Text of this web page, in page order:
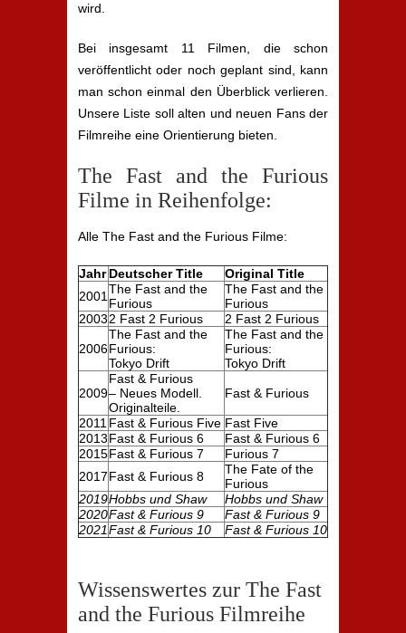
wird.
Bei insgesamt 11 Filmen, die schon
veröffentlicht oder noch geplant sind, kann
man schon einmal den Überblick verlieren.
Unsere Liste soll alten und neuen Fans der
Filmreihe eine Orientierung bieten.
The Fast and the Furious
Filme in Reihenfolge:
Alle The Fast and the Furious Filme:
Jahr Deutscher Title
Original Title
2001 The Fast and the
Furious
The Fast and the
Furious
20032 Fast 2 Furious 2 Fast 2 Furious
2006
The Fast and the
Furious:
Tokyo Drift
The Fast and the
Furious:
Tokyo Drift
2009
Fast & Furious
– Neues Modell.
Originalteile.
Fast & Furious
2011 Fast & Furious Five Fast Five
2013Fast & Furious 6
Fast & Furious 6
2015Fast & Furious 7
Furious 7
2017Fast & Furious 8
The Fate of the
Furious
2019Hobbs und Shaw
Hobbs und Shaw
2020Fast & Furious 9
Fast & Furious 9
2021Fast & Furious 10 Fast & Furious 10
Wissenswertes zur The Fast
and the Furious Filmreihe